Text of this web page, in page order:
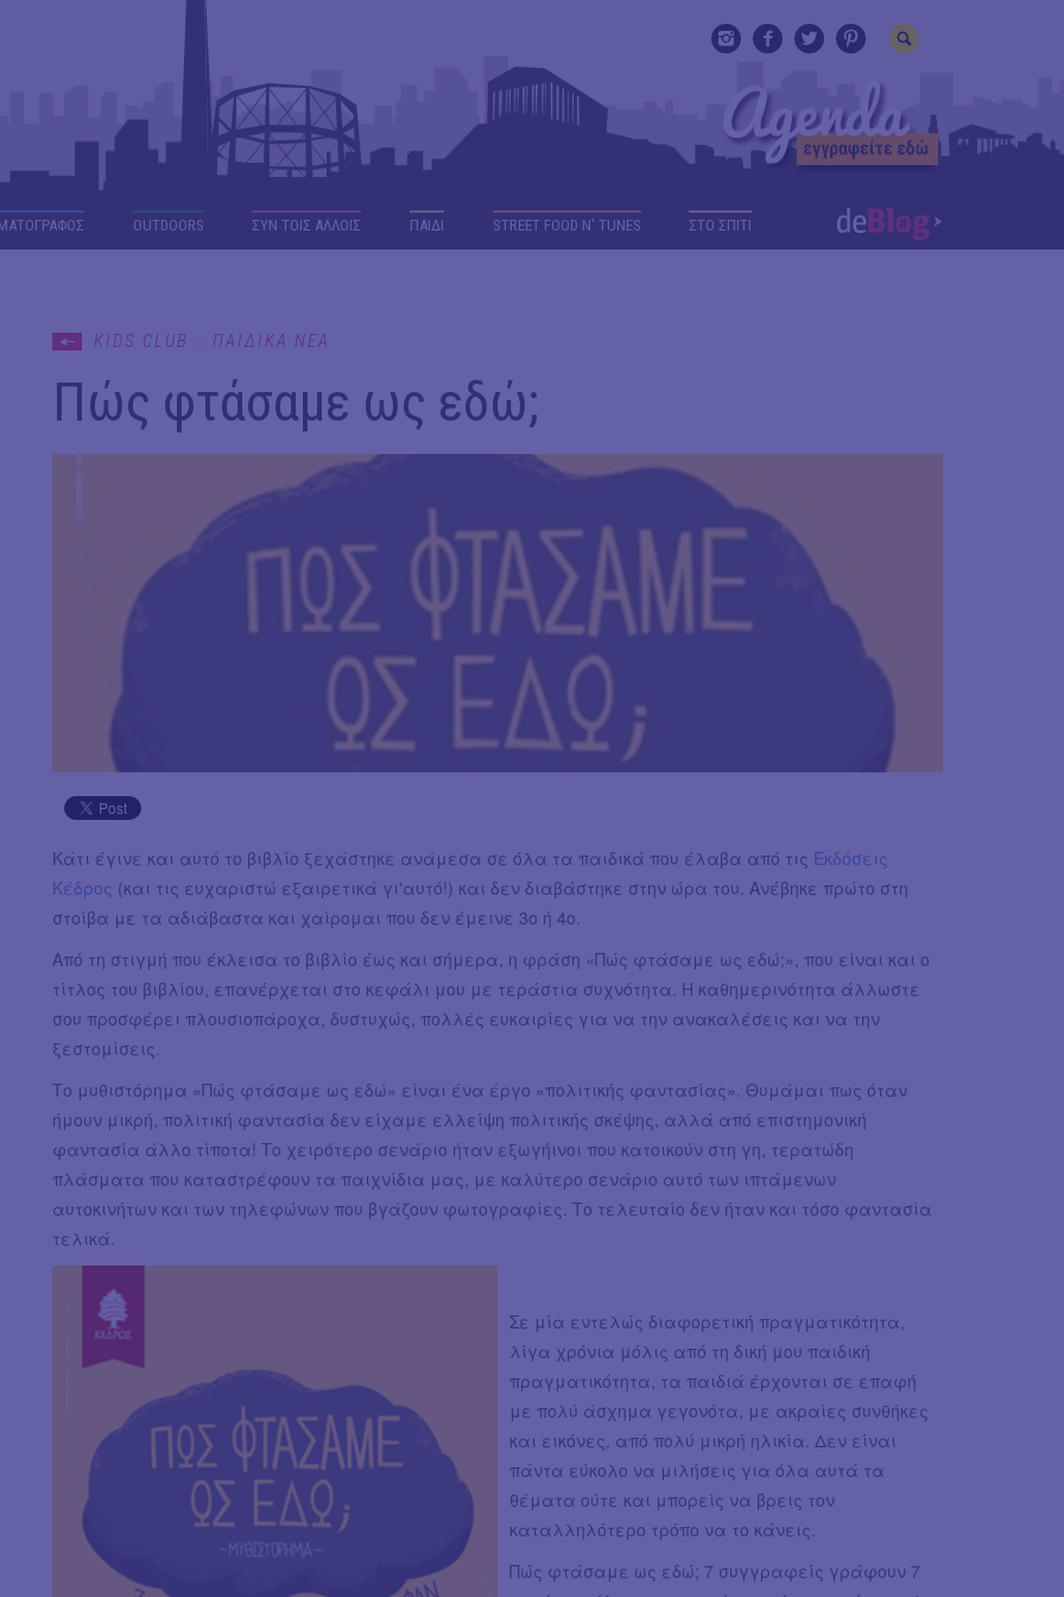
OUTDΟORS ΣΥΝ ΤΟΙΣ ΑΛΛΟΙΣ ΠΑΙΔΙ STREET FOOD N' TUNES ΣΤΟ ΣΠΙΤΙ
KIDS CLUB :: ΠΑΙΔΙΚΑ ΝΕΑ
Πώς φτάσαμε ως εδώ;
Κάτι έγινε και αυτό το βιβλίο ξεχάστηκε ανάμεσα σε όλα τα παιδικά που έλαβα από τις Εκδόσεις
Κέδρος (και τις ευχαριστώ εξαιρετικά γι'αυτό!) και δεν διαβάστηκε στην ώρα του. Ανέβηκε πρώτο στη
στοίβα με τα αδιάβαστα και χαίρομαι που δεν έμεινε 3ο ή 4ο.
Από τη στιγμή που έκλεισα το βιβλίο έως και σήμερα, η φράση «Πώς φτάσαμε ως εδώ;», που είναι και ο
τίτλος του βιβλίου, επανέρχεται στο κεφάλι μου με τεράστια συχνότητα. Η καθημερινότητα άλλωστε
σου προσφέρει πλουσιοπάροχα, δυστυχώς, πολλές ευκαιρίες για να την ανακαλέσεις και να την
ξεστομίσεις.
Το μυθιστόρημα «Πώς φτάσαμε ως εδώ» είναι ένα έργο «πολιτικής φαντασίας». Θυμάμαι πως όταν
ήμουν μικρή, πολιτική φαντασία δεν είχαμε ελλείψη πολιτικής σκέψης, αλλά από επιστημονική
φαντασία άλλο τίποτα! Το χειρότερο σενάριο ήταν εξωγήινοι που κατοικούν στη γη, τερατώδη
πλάσματα που καταστρέφουν τα παιχνίδια μας, με καλύτερο σενάριο αυτό των ιπτάμενων
αυτοκινήτων και των τηλεφώνων που βγάζουν φωτογραφίες. Το τελευταίο δεν ήταν και τόσο φαντασία
τελικά.
Σε μία εντελώς διαφορετική πραγματικότητα,
λίγα χρόνια μόλις από τη δική μου παιδική
πραγματικότητα, τα παιδιά έρχονται σε επαφή
με πολύ άσχημα γεγονότα, με ακραίες συνθήκες
και εικόνες, από πολύ μικρή ηλικία. Δεν είναι
πάντα εύκολο να μιλήσεις για όλα αυτά τα
θέματα ούτε και μπορείς να βρεις τον
καταλληλότερο τρόπο να το κάνεις.
Πώς φτάσαμε ως εδώ; 7 συγγραφείς γράφουν 7